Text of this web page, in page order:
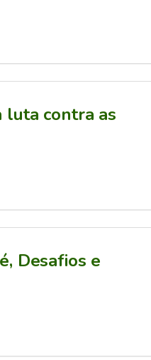
luta contra as
Desafios e